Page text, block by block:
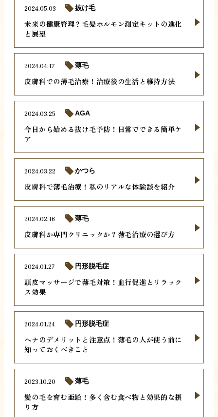
未来の健康管理？毛髪ホルモン測定キットの進化
と展望
2024.05.03 抜け毛
皮膚科での薄毛治療！治療後の生活と維持方法
2024.04.17 薄毛
今日から始める抜け毛予防！日常でできる簡単ケ
ア
2024.03.25 AGA
皮膚科で薄毛治療！私のリアルな体験談を紹介
2024.03.22 かつら
皮膚科か専門クリニックか？薄毛治療の選び方
2024.02.16 薄毛
頭皮マッサージで薄毛対策！血行促進とリラック
ス効果
2024.01.27 円形脱毛症
ヘナのデメリットと注意点！薄毛の人が使う前に
知っておくべきこと
2024.01.24 円形脱毛症
髪の毛を育む亜鉛！多く含む食べ物と効果的な摂
り方
2023.10.20 薄毛